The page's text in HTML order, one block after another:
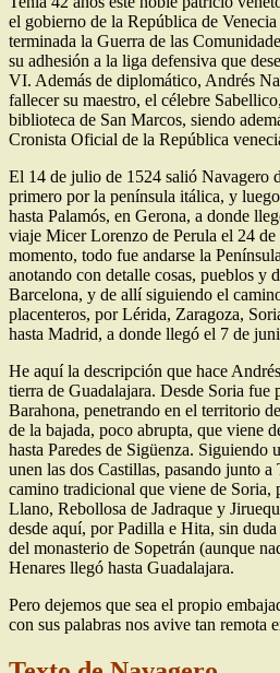
el gobierno de la República de
terminada la Guerra de las
su adhesión a la liga defensiva que
VI. Además de diplomático, Andrés
fallecer su maestro, el célebre
biblioteca de San Marcos, siendo
Cronista Oficial de la República
El 14 de julio de 1524 salió Navagero
primero por la península itálica, y
hasta Palamós, en Gerona, a donde
viaje Micer Lorenzo de Perula el 24 de
momento, todo fue andarse la
anotando con detalle cosas, pueblos y
Barcelona, y de allí siguiendo el
placenteros, por Lérida, Zaragoza,
hasta Madrid, a donde llegó el 7 de
He aquí la descripción que hace
tierra de Guadalajara. Desde Soria fue
Barahona, penetrando en el territorio
de la bajada, poco abrupta, que viene
hasta Paredes de Sigüenza. Siguiendo
unen las dos Castillas, pasando junto
camino tradicional que viene de Soria,
Llano, Rebollosa de Jadraque y
desde aquí, por Padilla e Hita, sin
del monasterio de Sopetrán (aunque
Henares llegó hasta Guadalajara.
Pero dejemos que sea el propio
con sus palabras nos avive tan remota